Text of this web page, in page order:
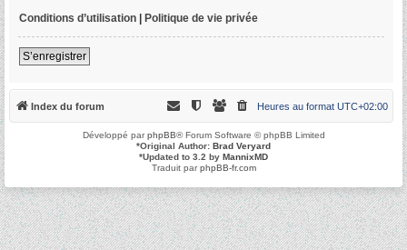
Conditions d’utilisation | Politique de vie privée
S’enregistrer
Index du forum Heures au format UTC+02:00
Développé parphpBB® Forum Software © phpBB Limited
*Original Author: Brad Veryard
*Updated to 3.2 by MannixMD
Traduit parphpBB-fr.com